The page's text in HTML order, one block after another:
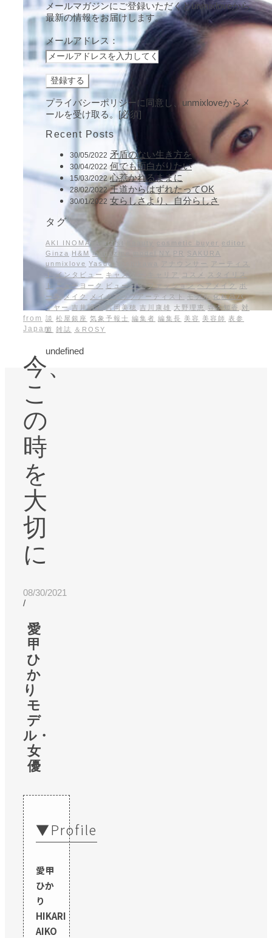
from
Japan
今、
こ
の
時
を
大
切
に
08/30/2021
/
愛
甲
ひ
か
り
モ
デ
ル・
女
優
▼Profile
愛甲
ひか
り
HIKARI
AIKO
メールマガジンにご登録いただくとunmixloveから
最新の情報をお届けします。
メールアドレス：
プライバシーポリシーに同意し、unmixloveからメ
ールを受け取る。[必須]
Recent Posts
30/05/2022 矛盾のない生き方を
30/04/2022 何でも面白がりたい
15/03/2022 心惹かれるままに
28/02/2022 王道からはずれたってOK
30/01/2022 女らしさより、自分らしさ
タグ
AKI INOMATA artist cosmetic buyer
editor
Ginza H&M magazine NY PR
SAKURA
unmixlove Yasuo Yoshikawa アナウンサー
アーティス
インタビュー キャスター キャリア コスメ
スタイリス
ト
ニューヨーク ビューティ ファッション ヘアメイク ポ
ーラ
メイク メイクアップアーティスト モデル
化粧品バ
イヤー 吉井明子 吉岡美穂 吉川康雄 大野理恵 寺本知香
対
談 松屋銀座 気象予報士 編集者 編集長 美容 美容師 表参
道 雑誌 ＆ROSY
undefined